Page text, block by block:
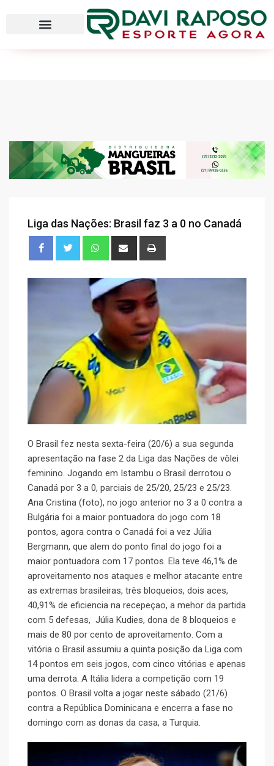
Liga das Nações: Brasil faz 3 a 0 no Canadá
O Brasil fez nesta sexta-feira (20/6) a sua segunda
apresentação na fase 2 da Liga das Nações de vôlei
feminino. Jogando em Istambu o Brasil derrotou o
Canadá por 3 a 0, parciais de 25/20, 25/23 e 25/23.
Ana Cristina (foto), no jogo anterior no 3 a 0 contra a
Bulgária foi a maior pontuadora do jogo com 18
pontos, agora contra o Canadá foi a vez Júlia
Bergmann, que alem do ponto final do jogo foi a
maior pontuadora com 17 pontos. Ela teve 46,1% de
aproveitamento nos ataques e melhor atacante entre
as extremas brasileiras, três bloqueios, dois aces,
40,91% de eficiencia na recepeçao, a mehor da partida
com 5 defesas, Júlia Kudies, dona de 8 bloqueios e
mais de 80 por cento de aproveitamento. Com a
vitória o Brasil assumiu a quinta posição da Liga com
14 pontos em seis jogos, com cinco vitórias e apenas
uma derrota. A Itália lidera a competição com 19
pontos. O Brasil volta a jogar neste sábado (21/6)
contra a República Dominicana e encerra a fase no
domingo com as donas da casa, a Turquia.